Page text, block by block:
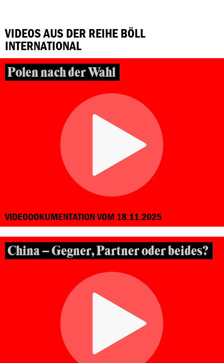
VIDEOS AUS DER REIHE BÖLL
INTERNATIONAL
Polen nach der Wahl
VIDEODOKUMENTATION VOM 18.11.2025
China – Gegner, Partner oder beides?